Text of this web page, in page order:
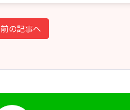
前の記事へ